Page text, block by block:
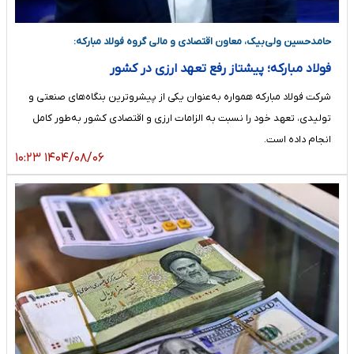
حامدحسین ولی‌بیک، معاون اقتصادی و مالی گروه فولاد مبارکه:
فولاد مبارکه؛ پیشتاز رفع تعهد ارزی در کشور
شرکت فولاد مبارکه همواره به‌عنوان یکی از پیشروترین بنگاه‌های صنعتی و
تولیدی، تعهد خود را نسبت به الزامات ارزی و اقتصادی کشور به‌طور کامل
انجام داده است.
۱۴۰۴/۰۸/۰۶ ۱۰:۲۳